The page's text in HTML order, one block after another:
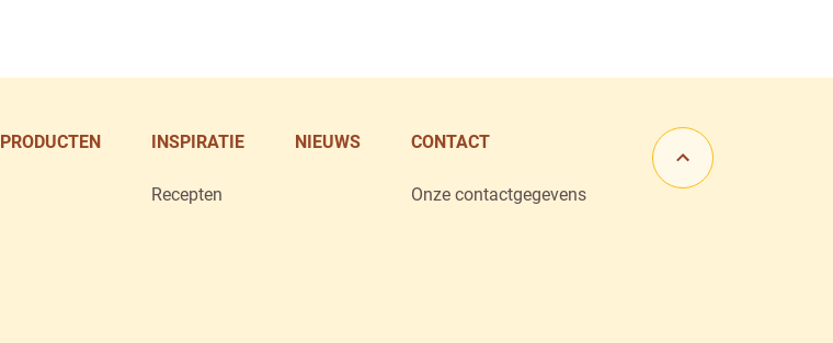
PRODUCTEN INSPIRATIE
Recepten
NIEUWS CONTACT
Onze contactgegevens
Ga naar het begin